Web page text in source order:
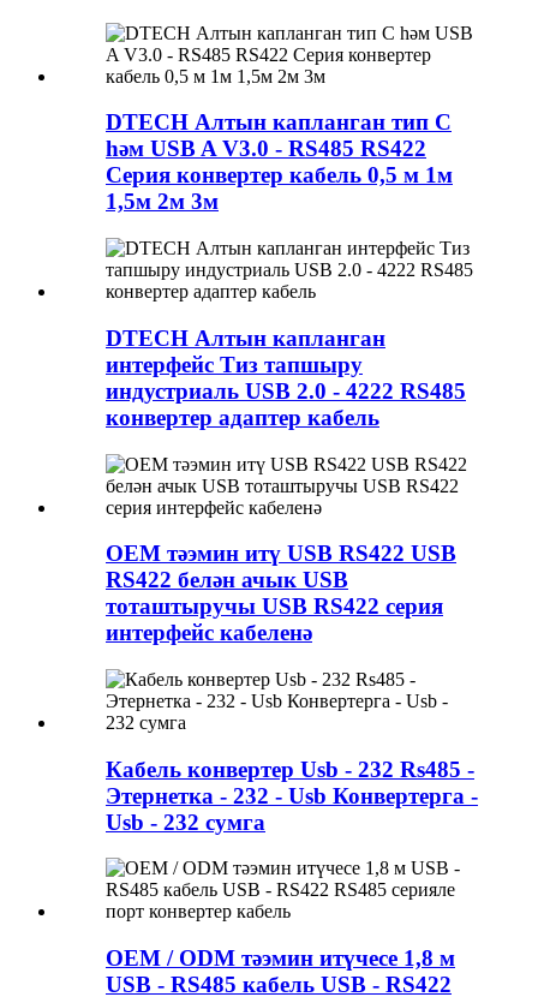
DTECH Алтын капланган тип C
һәм USB A V3.0 - RS485 RS422
Серия конвертер кабель 0,5 м 1м
1,5м 2м 3м
DTECH Алтын капланган
интерфейс Тиз тапшыру
индустриаль USB 2.0 - 4222 RS485
конвертер адаптер кабель
OEM тәэмин итү USB RS422 USB
RS422 белән ачык USB
тоташтыручы USB RS422 серия
интерфейс кабеленә
Кабель конвертер Usb - 232 Rs485 -
Этернетка - 232 - Usb Конвертерга -
Usb - 232 сумга
OEM / ODM тәэмин итүчесе 1,8 м
USB - RS485 кабель USB - RS422